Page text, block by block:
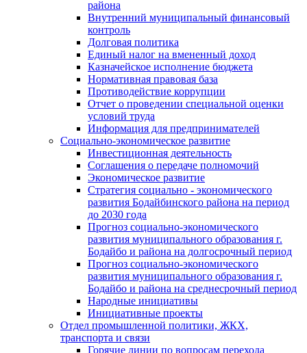
района
Внутренний муниципальный финансовый
контроль
Долговая политика
Единый налог на вмененный доход
Казначейское исполнение бюджета
Нормативная правовая база
Противодействие коррупции
Отчет о проведении специальной оценки
условий труда
Информация для предпринимателей
Социально-экономическое развитие
Инвестиционная деятельность
Соглашения о передаче полномочий
Экономическое развитие
Стратегия социально - экономического
развития Бодайбинского района на период
до 2030 года
Прогноз социально-экономического
развития муниципального образования г.
Бодайбо и района на долгосрочный период
Прогноз социально-экономического
развития муниципального образования г.
Бодайбо и района на среднесрочный период
Народные инициативы
Инициативные проекты
Отдел промышленной политики, ЖКХ,
транспорта и связи
Горячие линии по вопросам перехода